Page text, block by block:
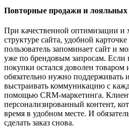
Повторные продажи и лояльных
При качественной оптимизации и
структуре сайта, удобной
пользователь запоминает сайт и
уже по брендовым запросам. Если
покупки остался доволен товаром
обязательно нужно поддерживать
выстраивать коммуникацию с
помощью CRM-маркетинга.
персонализированный контент,
время в удобном месте. И
сделать заказ снова.